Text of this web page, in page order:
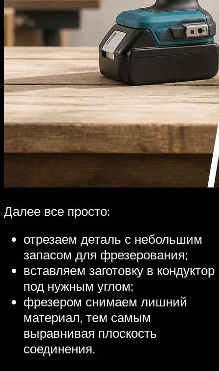
Далее все просто:
отрезаем деталь с небольшим
запасом для фрезерования;
вставляем заготовку в кондуктор
под нужным углом;
фрезером снимаем лишний
материал, тем самым
выравнивая плоскость
соединения.